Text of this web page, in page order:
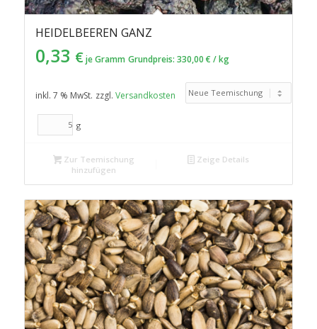
HEIDELBEEREN GANZ
0,33 € je Gramm Grundpreis: 330,00 € /kg
inkl. 7 % MwSt. zzgl. Versandkosten
g
Zur Teemischung
hinzufügen
Zeige Details